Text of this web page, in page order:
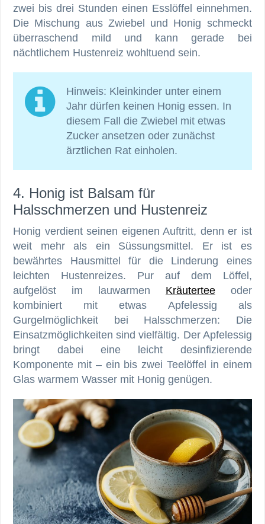
zwei bis drei Stunden einen Esslöffel einnehmen.
Die Mischung aus Zwiebel und Honig schmeckt
überraschend mild und kann gerade bei
nächtlichem Hustenreiz wohltuend sein.
Hinweis: Kleinkinder unter einem
Jahr dürfen keinen Honig essen. In
diesem Fall die Zwiebel mit etwas
Zucker ansetzen oder zunächst
ärztlichen Rat einholen.
4. Honig ist Balsam für
Halsschmerzen und Hustenreiz
Honig verdient seinen eigenen Auftritt, denn er ist
weit mehr als ein Süssungsmittel. Er ist es
bewährtes Hausmittel für die Linderung eines
leichten Hustenreizes. Pur auf dem Löffel,
aufgelöst im lauwarmen Kräuterteeoder
kombiniert mit etwas Apfelessig als
Gurgelmöglichkeit bei Halsschmerzen: Die
Einsatzmöglichkeiten sind vielfältig. Der Apfelessig
bringt dabei eine leicht desinfizierende
Komponente mit – ein bis zwei Teelöffel in einem
Glas warmem Wasser mit Honig genügen.